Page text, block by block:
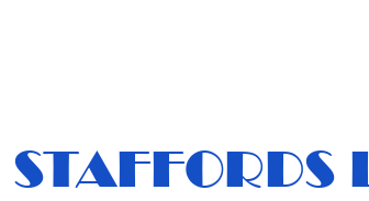
STAFFORDS